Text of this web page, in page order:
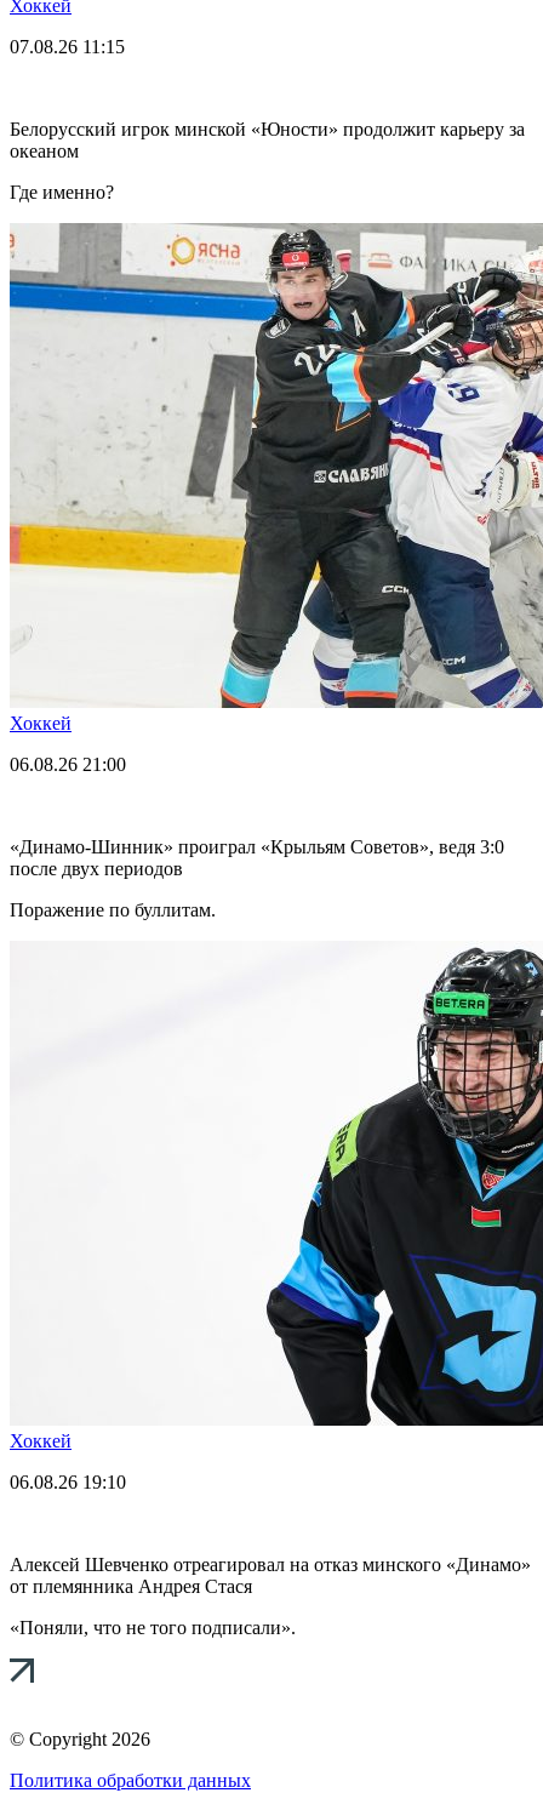
Хоккей
07.08.26 11:15
Белорусский игрок минской «Юности» продолжит карьеру за
океаном
Где именно?
Хоккей
06.08.26 21:00
«Динамо-Шинник» проиграл «Крыльям Советов», ведя 3:0
после двух периодов
Поражение по буллитам.
Хоккей
06.08.26 19:10
Алексей Шевченко отреагировал на отказ минского «Динамо»
от племянника Андрея Стася
«Поняли, что не того подписали».
© Copyright 2026
Политика обработки данных